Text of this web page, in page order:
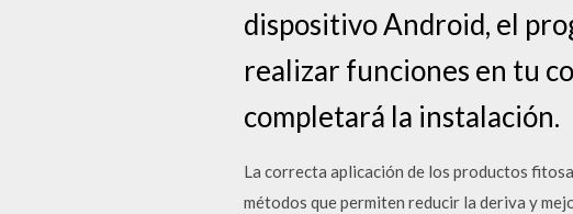
dispositivo Android, el
realizar funciones en tu
completará la instalación.
La correcta aplicación de los productos
métodos que permiten reducir la deriva y